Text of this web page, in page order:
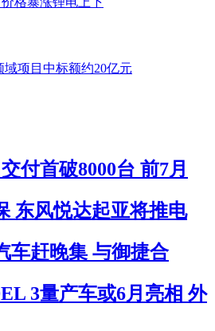
项目中标额约20亿元
付首破8000台 前7月
东风悦达起亚将推电
车赶晚集 与御捷合
3量产车或6月亮相 外